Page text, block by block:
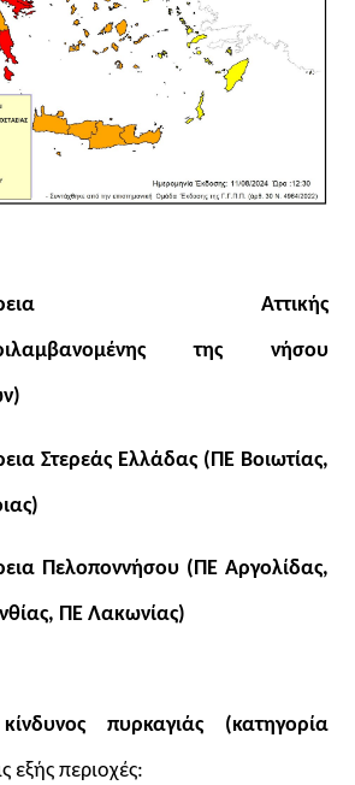
Αττικής
της νήσου
Στερεάς Ελλάδας (ΠΕ Βοιωτίας,
Πελοποννήσου (ΠΕ Αργολίδας,
ΠΕ Λακωνίας)
πυρκαγιάς (κατηγορία
εξής περιοχές: